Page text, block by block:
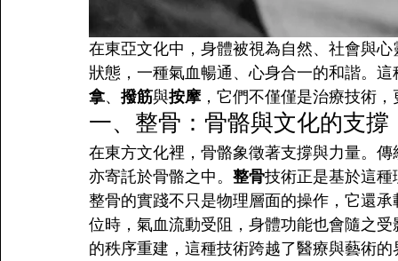
在東亞文化中，身體被視為自然、社會與
狀態，一種氣血暢通、心身合一的和諧。
拿、 撥筋與按摩，它們不僅僅是治療技術
一、整骨：骨骼與文化的支撐
在東方文化裡，骨骼象徵著支撐與力量。
亦寄託於骨骼之中。 整骨技術正是基於這
整骨的實踐不只是物理層面的操作，它還
位時，氣血流動受阻，身體功能也會隨之
的秩序重建，這種技術跨越了醫療與藝術的